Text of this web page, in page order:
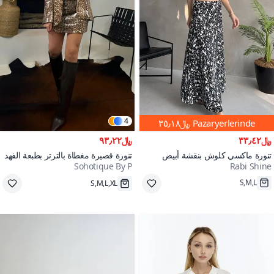
Pazaryerlerinde ﷼٣٥٫١٨
﷼٣٣٫٤٢
تنورة ماكسي كلوش بنقشة أبيض
وأسود
Rabi Shine
S,M,L
4
﷼٩٣٫٢٢
تنورة قصيرة مغطاة بالترتر بطبعة الفهد
Sohotique By P
S,M,L,XL